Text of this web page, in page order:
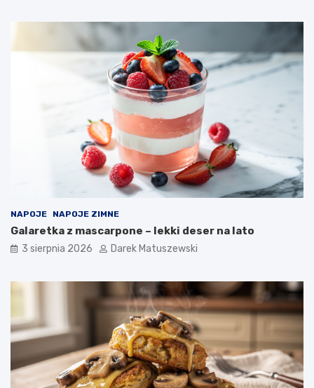
NAPOJE NAPOJE ZIMNE
Galaretka z mascarpone – lekki deser na lato
3 sierpnia 2026 Darek Matuszewski